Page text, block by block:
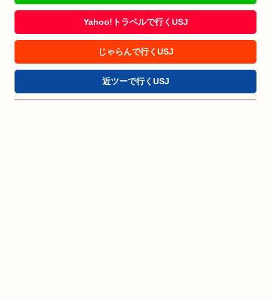
Yahoo!トラベルで行くUSJ
じゃらんで行くUSJ
近ツーで行くUSJ